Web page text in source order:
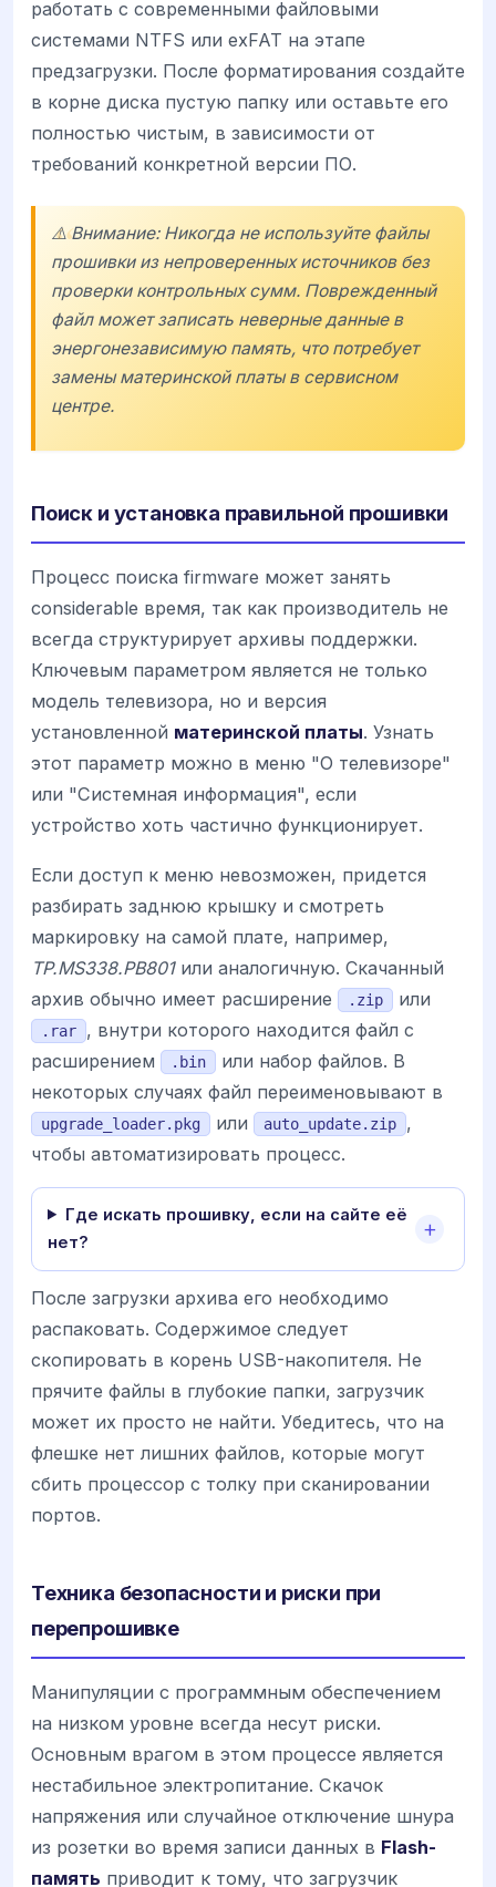
работать с современными файловыми
системами NTFS или exFAT на этапе
предзагрузки. После форматирования создайте
в корне диска пустую папку или оставьте его
полностью чистым, в зависимости от
требований конкретной версии ПО.
⚠️ Внимание: Никогда не используйте файлы
прошивки из непроверенных источников без
проверки контрольных сумм. Поврежденный
файл может записать неверные данные в
энергонезависимую память, что потребует
замены материнской платы в сервисном
центре.
Поиск и установка правильной прошивки
Процесс поиска firmware может занять
considerable время, так как производитель не
всегда структурирует архивы поддержки.
Ключевым параметром является не только
модель телевизора, но и версия
установленной материнской платы. Узнать
этот параметр можно в меню "О телевизоре"
или "Системная информация", если
устройство хоть частично функционирует.
Если доступ к меню невозможен, придется
разбирать заднюю крышку и смотреть
маркировку на самой плате, например,
TP.MS338.PB801или аналогичную. Скачанный
архив обычно имеет расширение
.zip или
.rar
, внутри которого находится файл с
расширением
.bin
или набор файлов. В
некоторых случаях файл переименовывают в
upgrade_loader.pkg или auto_update.zip
,
чтобы автоматизировать процесс.
Где искать прошивку, если на сайте её
нет?
После загрузки архива его необходимо
распаковать. Содержимое следует
скопировать в корень USB-накопителя. Не
прячите файлы в глубокие папки, загрузчик
может их просто не найти. Убедитесь, что на
флешке нет лишних файлов, которые могут
сбить процессор с толку при сканировании
портов.
Техника безопасности и риски при
перепрошивке
Манипуляции с программным обеспечением
на низком уровне всегда несут риски.
Основным врагом в этом процессе является
нестабильное электропитание. Скачок
напряжения или случайное отключение шнура
из розетки во время записи данных в Flash-
память приводит к тому, что загрузчик